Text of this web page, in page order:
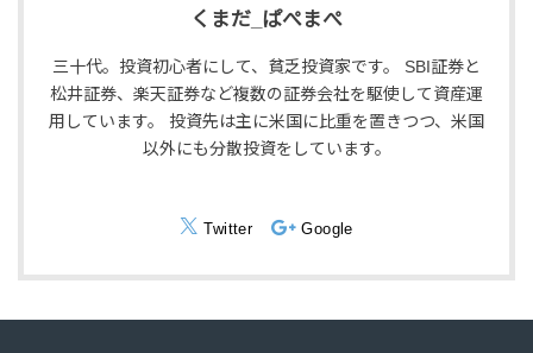
くまだ_ぱぺまぺ
三十代。投資初心者にして、貧乏投資家です。 SBI証券と
松井証券、楽天証券など複数の証券会社を駆使して資産運
用しています。 投資先は主に米国に比重を置きつつ、米国
以外にも分散投資をしています。
Twitter Google